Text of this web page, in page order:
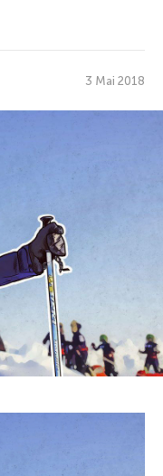
3 Mai 2018